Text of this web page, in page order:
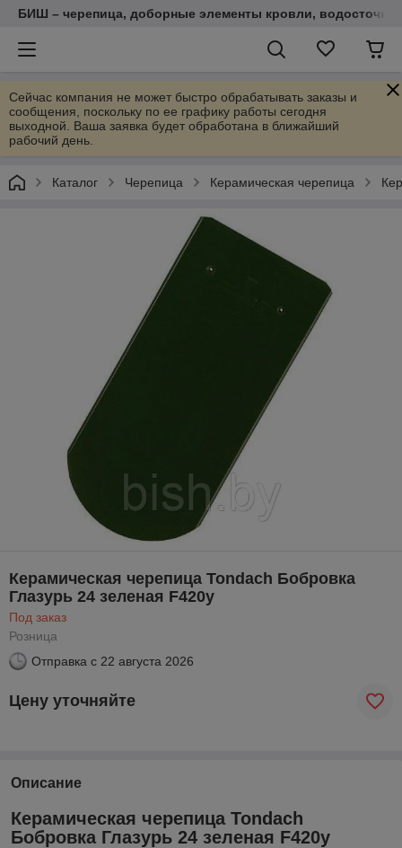
БИШ – черепица, доборные элементы кровли,
Сейчас компания не может быстро обрабатывать заказы и
сообщения, поскольку по ее графику работы сегодня
выходной. Ваша заявка будет обработана в ближайший
рабочий день.
Каталог Черепица Керамическая черепица
Керамическая черепица Tondach Бобровка
Глазурь 24 зеленая F420y
Под заказ
Розница
Отправка с 22 августа 2026
Цену уточняйте
Описание
Керамическая черепица Tondach
Бобровка Глазурь 24 зеленая F420y